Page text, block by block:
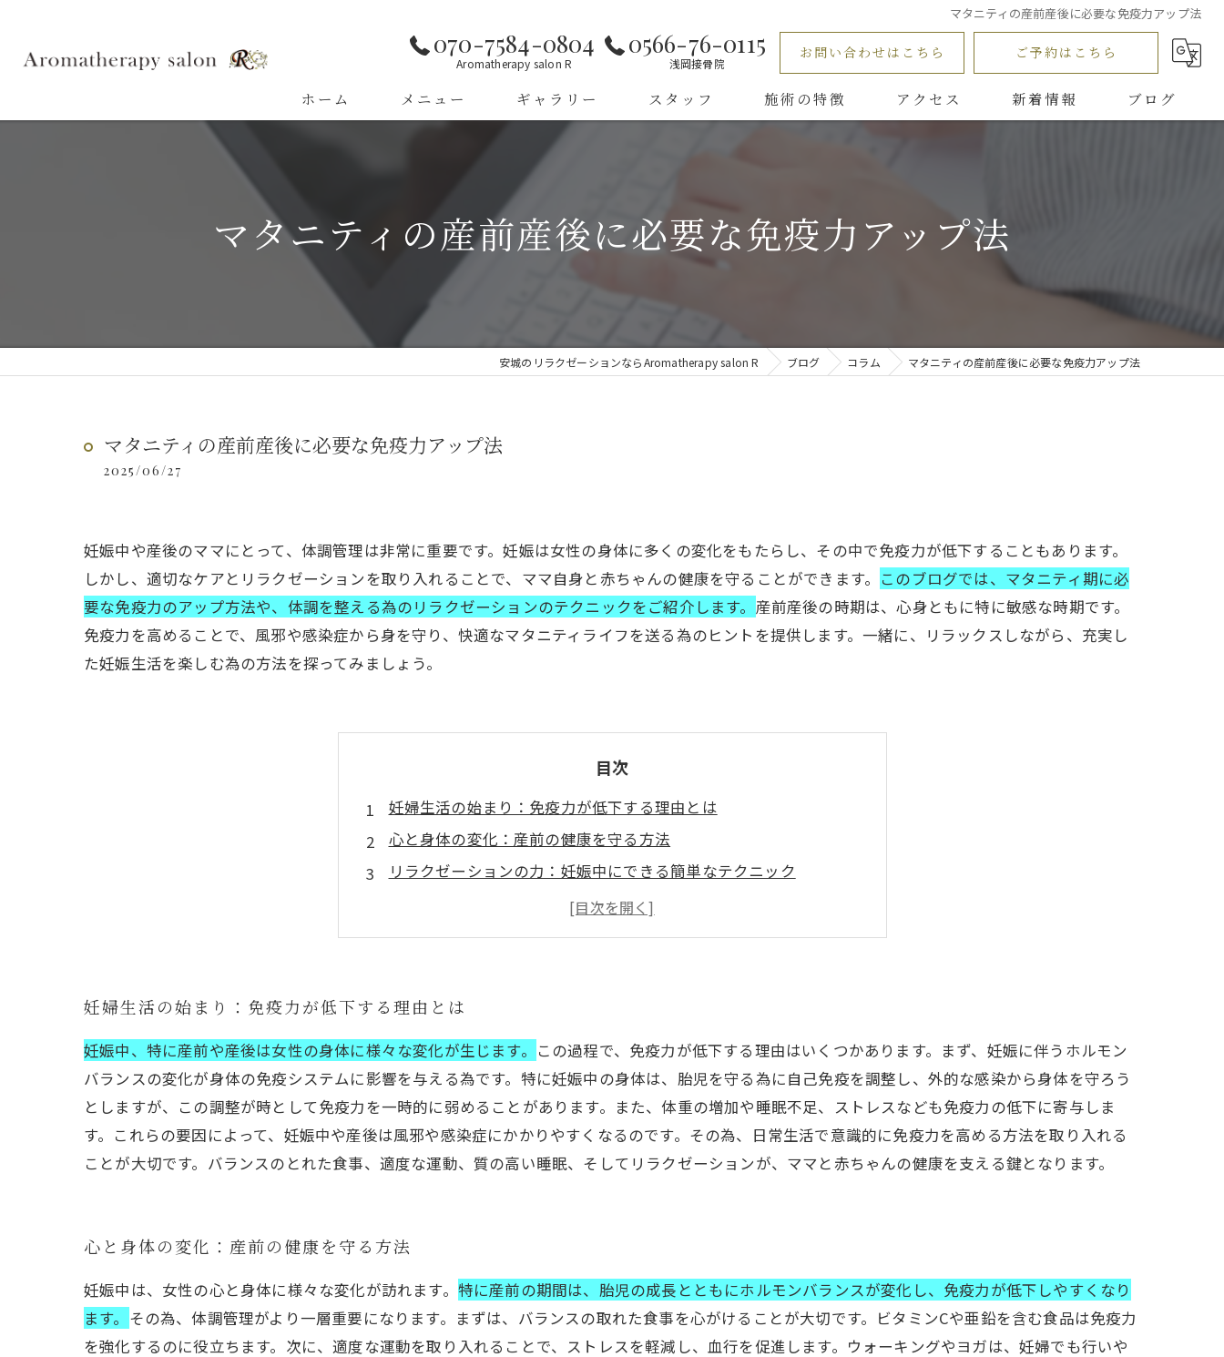
マタニティの産前産後に必要な免疫力アップ法
070-7584-0804
Aromatherapy salon R
0566-76-0115
浅岡接骨院
お問い合わせはこちら ご予約はこちら
ホーム メニュー ギャラリー スタッフ 施術の特徴
全身
アクセス 新着情報 ブログ
マタニティの産前産後に必要な免疫力アップ法
安城のリラクゼーションならAromatherapy salon R ブログ コラム マタニティの産前産後に必要な免疫力アップ法
マタニティの産前産後に必要な免疫力アップ法
2025/06/27
妊娠中や産後のママにとって、体調管理は非常に重要です。妊娠は女性の身体に多くの変化をもたらし、その中で免疫力が低下することもあります。
しかし、適切なケアとリラクゼーションを取り入れることで、ママ自身と赤ちゃんの健康を守ることができます。 このブログでは、マタニティ期に必
要な免疫力のアップ方法や、体調を整える為のリラクゼーションのテクニックをご紹介します。 産前産後の時期は、心身ともに特に敏感な時期です。
免疫力を高めることで、風邪や感染症から身を守り、快適なマタニティライフを送る為のヒントを提供します。一緒に、リラックスしながら、充実し
た妊娠生活を楽しむ為の方法を探ってみましょう。
目次
妊婦生活の始まり：免疫力が低下する理由とは
心と身体の変化：産前の健康を守る方法
リラクゼーションの力：妊娠中にできる簡単なテクニック
出産後も安心：母体を守る免疫力アップ法
赤ちゃんとママの健康を守る為のヒント
リラックスしながら迎える新しい家族：充実した妊娠生活のすすめ
妊婦生活の始まり：免疫力が低下する理由とは
妊娠中、特に産前や産後は女性の身体に様々な変化が生じます。 この過程で、免疫力が低下する理由はいくつかあります。まず、妊娠に伴うホルモン
バランスの変化が身体の免疫システムに影響を与える為です。特に妊娠中の身体は、胎児を守る為に自己免疫を調整し、外的な感染から身体を守ろう
としますが、この調整が時として免疫力を一時的に弱めることがあります。また、体重の増加や睡眠不足、ストレスなども免疫力の低下に寄与しま
す。これらの要因によって、妊娠中や産後は風邪や感染症にかかりやすくなるのです。その為、日常生活で意識的に免疫力を高める方法を取り入れる
ことが大切です。バランスのとれた食事、適度な運動、質の高い睡眠、そしてリラクゼーションが、ママと赤ちゃんの健康を支える鍵となります。
心と身体の変化：産前の健康を守る方法
妊娠中は、女性の心と身体に様々な変化が訪れます。 特に産前の期間は、胎児の成長とともにホルモンバランスが変化し、免疫力が低下しやすくなり
ます。 その為、体調管理がより一層重要になります。まずは、バランスの取れた食事を心がけることが大切です。ビタミンCや亜鉛を含む食品は免疫力
を強化するのに役立ちます。次に、適度な運動を取り入れることで、ストレスを軽減し、血行を促進します。ウォーキングやヨガは、妊婦でも行いや